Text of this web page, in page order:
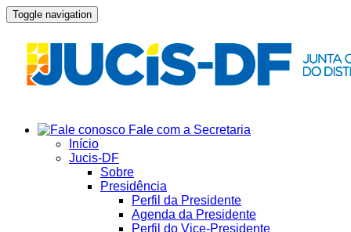
Toggle navigation
Fale com a Secretaria
Início
Jucis-DF
Sobre
Presidência
Perfil da Presidente
Agenda da Presidente
Perfil do Vice-Presidente